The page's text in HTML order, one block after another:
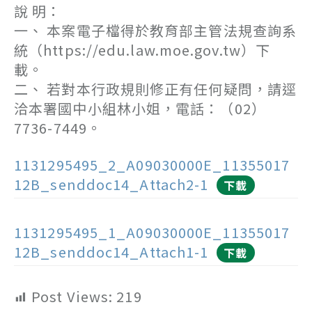
說 明：
一、 本案電子檔得於教育部主管法規查詢系
統（https://edu.law.moe.gov.tw）下
載。
二、 若對本行政規則修正有任何疑問，請逕
洽本署國中小組林小姐，電話：（02）
7736-7449。
1131295495_2_A09030000E_11355017
12B_senddoc14_Attach2-1
下載
1131295495_1_A09030000E_11355017
12B_senddoc14_Attach1-1
下載
Post Views: 219